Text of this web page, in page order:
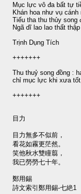
Mục lực vô đa bất tự
Khán hoa như vụ cánh
Tiếu tha thu thủy song
Ngã dĩ lao lao thất thập
Trịnh Dụng Tích
+++++++
Thu thuỷ song đồng :
chỉ mục lực khi xưa
+++++++
目力
目力無多不似前，
看花如霧更茫然。
笑他秋水雙瞳翦，
我已勞勞七十年。
鄭用錫
詩文索引鄭用錫-七絶1